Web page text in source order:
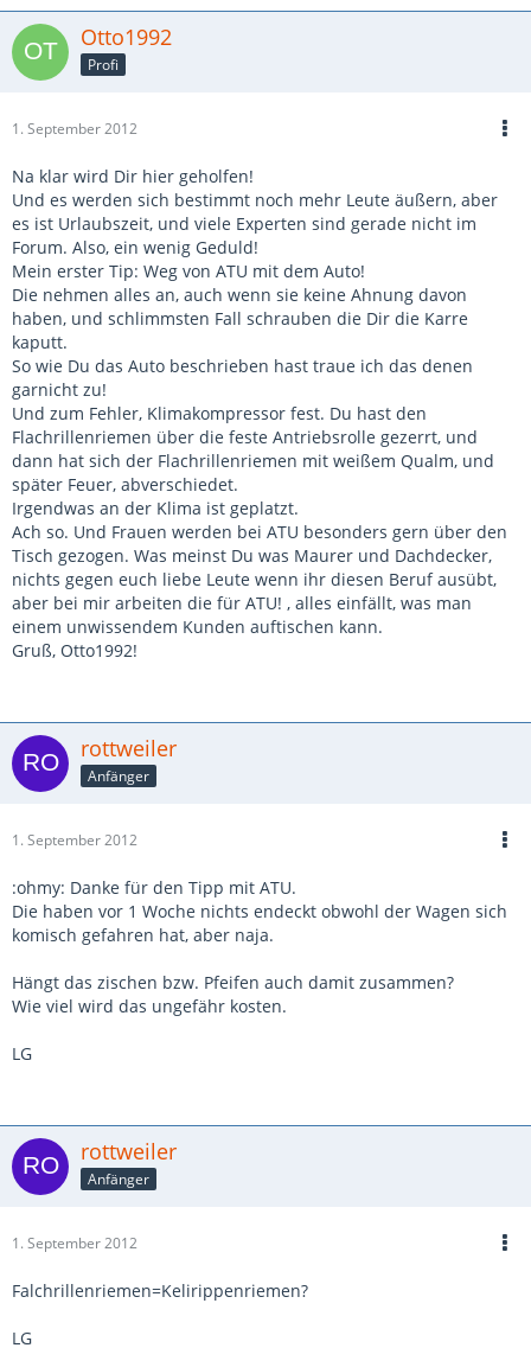
Otto1992
Profi
1. September 2012
Na klar wird Dir hier geholfen!
Und es werden sich bestimmt noch mehr Leute äußern, aber
es ist Urlaubszeit, und viele Experten sind gerade nicht im
Forum. Also, ein wenig Geduld!
Mein erster Tip: Weg von ATU mit dem Auto!
Die nehmen alles an, auch wenn sie keine Ahnung davon
haben, und schlimmsten Fall schrauben die Dir die Karre
kaputt.
So wie Du das Auto beschrieben hast traue ich das denen
garnicht zu!
Und zum Fehler, Klimakompressor fest. Du hast den
Flachrillenriemen über die feste Antriebsrolle gezerrt, und
dann hat sich der Flachrillenriemen mit weißem Qualm, und
später Feuer, abverschiedet.
Irgendwas an der Klima ist geplatzt.
Ach so. Und Frauen werden bei ATU besonders gern über den
Tisch gezogen. Was meinst Du was Maurer und Dachdecker,
nichts gegen euch liebe Leute wenn ihr diesen Beruf ausübt,
aber bei mir arbeiten die für ATU! , alles einfällt, was man
einem unwissendem Kunden auftischen kann.
Gruß, Otto1992!
rottweiler
Anfänger
1. September 2012
:ohmy: Danke für den Tipp mit ATU.
Die haben vor 1 Woche nichts endeckt obwohl der Wagen sich
komisch gefahren hat, aber naja.
Hängt das zischen bzw. Pfeifen auch damit zusammen?
Wie viel wird das ungefähr kosten.
LG
rottweiler
Anfänger
1. September 2012
Falchrillenriemen=Kelirippenriemen?
LG